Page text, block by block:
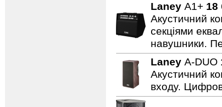
Laney A1+ 18
Акустичний
секціями
навушники.
Laney A-DUO
Акустичний
входу.